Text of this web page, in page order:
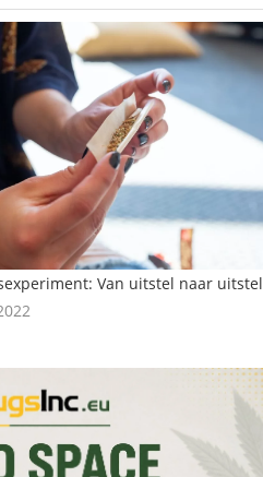
Van uitstel naar uitstel